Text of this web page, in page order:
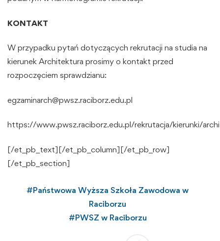
KONTAKT
W przypadku pytań dotyczących rekrutacji na studia na
kierunek Architektura prosimy o kontakt przed
rozpoczęciem sprawdzianu:
egzaminarch@pwsz.raciborz.edu.pl
https://www.pwsz.raciborz.edu.pl/rekrutacja/kierunki/
[/et_pb_text][/et_pb_column][/et_pb_row]
[/et_pb_section]
#Państwowa Wyższa Szkoła Zawodowa w
Raciborzu
#PWSZ w Raciborzu